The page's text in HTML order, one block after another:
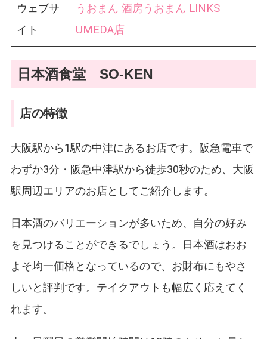
ウェブサ
イト
うおまん 酒房うおまん LINKS
UMEDA店
日本酒食堂 SO-KEN
店の特徴
大阪駅から1駅の中津にあるお店です。阪急電車で
わずか3分・阪急中津駅から徒歩30秒のため、大阪
駅周辺エリアのお店としてご紹介します。
日本酒のバリエーションが多いため、自分の好み
を見つけることができるでしょう。日本酒はおお
よそ均一価格となっているので、お財布にもやさ
しいと評判です。テイクアウトも幅広く応えてく
れます。